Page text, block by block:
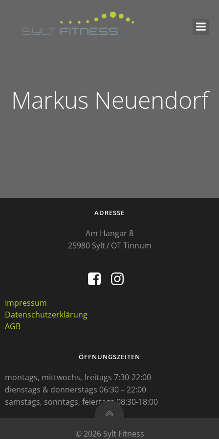
Markus Neuendorf
ADRESSE
Am Hangar 8
25980 Sylt / OT Tinnum
Impressum
Datenschutzerklärung
AGB
ÖFFNUNGSZEITEN
montags, mittwochs, freitags 7:30-22:00
dienstags & donnerstags 06:30 – 22:00
samstags, sonntags, feiertags 08:30-18:00
© 2026 Sylt Fitness